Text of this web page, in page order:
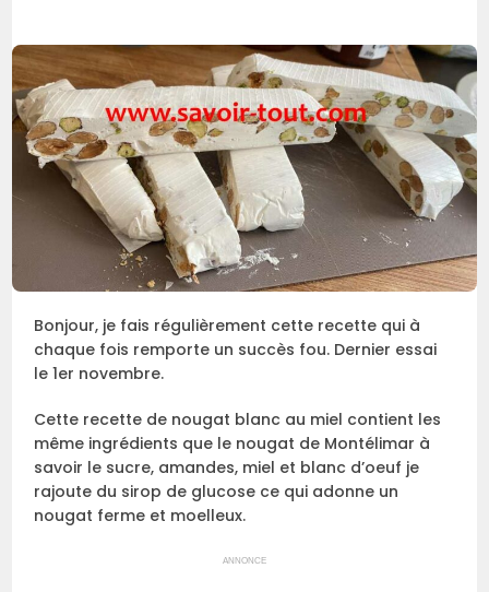
Bonjour, je fais régulièrement cette recette qui à
chaque fois remporte un succès fou. Dernier essai
le 1er novembre.
Cette recette de nougat blanc au miel contient les
même ingrédients que le nougat de Montélimar à
savoir le sucre, amandes, miel et blanc d’oeuf je
rajoute du sirop de glucose ce qui adonne un
nougat ferme et moelleux.
ANNONCE